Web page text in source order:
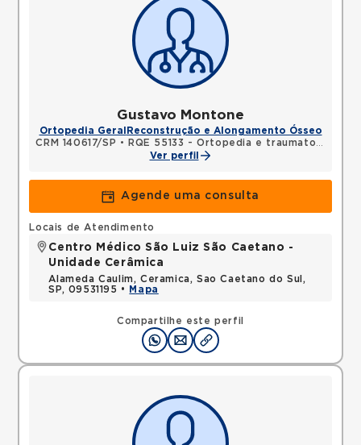
Gustavo Montone
Ortopedia Geral Reconstrução e Alongamento Ósseo
CRM 140617/SP •
RQE 55133 - Ortopedia e traumatologia
Ver perfil
Agende uma consulta
Compartilhe este perfil
Locais de Atendimento
Centro Médico São Luiz São Caetano -
Unidade Cerâmica
Alameda Caulim, Ceramica, Sao Caetano do Sul,
SP, 09531195 •
Mapa